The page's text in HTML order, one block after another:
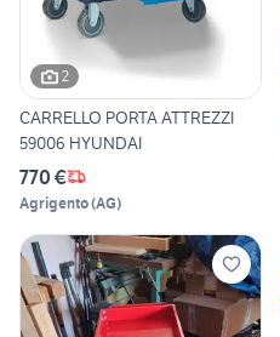
2
CARRELLO PORTA ATTREZZI
59006 HYUNDAI
770 €
Agrigento(AG)